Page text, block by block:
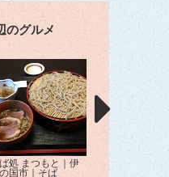
のグルメ
処 まつもと｜伊
国市｜そば
赤ホルモンスコ
豆長岡店｜伊豆